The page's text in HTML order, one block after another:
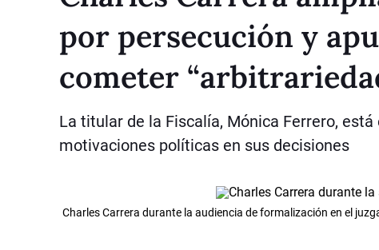
por persecución y
cometer
La titular de la Fiscalía, Mónica Ferrero,
motivaciones políticas en sus decisiones
Charles Carrera durante la audiencia de formalización en el